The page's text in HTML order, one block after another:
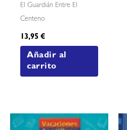
El Guardián Entre El
Centeno
13,95€
Añadir al
carrito